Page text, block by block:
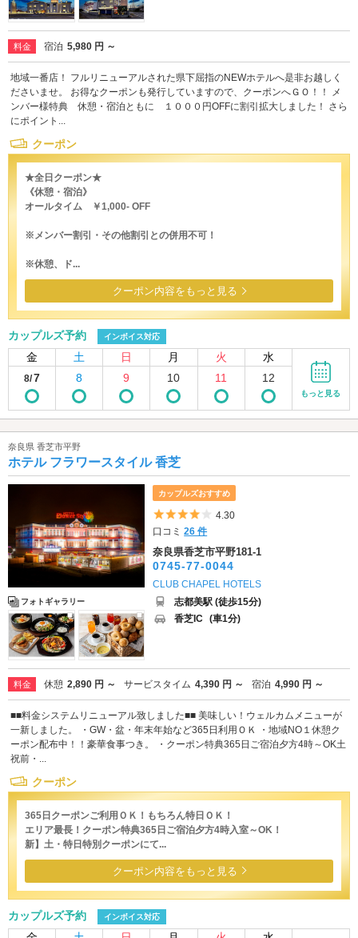
料金 宿泊 5,980 円 ～
地域一番店！ フルリニューアルされた県下屈指のNEWホテルへ是非お越しく
ださいませ。 お得なクーポンも発行していますので、クーポンへＧＯ！！ メ
ンバー様特典 休憩・宿泊ともに １０００円OFFに割引拡大しました！ さら
にポイント...
クーポン
★全日クーポン★
《休憩・宿泊》
オールタイム ￥1,000- OFF
※メンバー割引・その他割引との併用不可！
※休憩、ド...
クーポン内容をもっと見る
カップルズ予約 インボイス対応
金 土 日 月 火 水
8/7 8 9 10 11 12
もっと見る
奈良県 香芝市平野
ホテル フラワースタイル 香芝
フォトギャラリー
カップルズおすすめ
5つ星のうち4
4.30
口コミ26 件
奈良県香芝市平野181-1
0745-77-0044
CLUB CHAPEL HOTELS
志都美駅 (徒歩15分)
香芝IC (車1分)
料金 休憩 2,890 円 ～ サービスタイム 4,390 円 ～ 宿泊 4,990 円 ～
■■料金システムリニューアル致しました■■ 美味しい！ウェルカムメニューが
一新しました。 ・GW・盆・年末年始など365日利用ＯＫ ・地域NO１休憩ク
ーポン配布中！！豪華食事つき。 ・クーポン特典365日ご宿泊夕方4時～OK土
祝前・...
クーポン
365日クーポンご利用ＯＫ！もちろん特日ＯＫ！
エリア最長！クーポン特典365日ご宿泊夕方4時入室～OK！
新】土・特日特別クーポンにて...
クーポン内容をもっと見る
カップルズ予約 インボイス対応